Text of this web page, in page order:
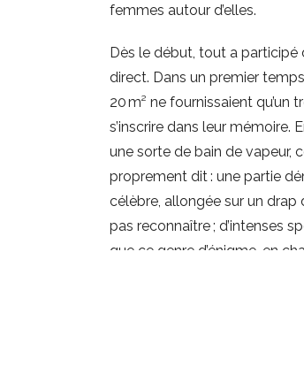
femmes autour d’elles.
Dès le début, tout a participé
direct. Dans un premier
20 m² ne fournissaient
s’inscrire dans leur
une sorte de bain de vapeur,
proprement dit : une partie
célèbre, allongée sur un
pas reconnaître ; d’intenses
que ce genre d’énigme, en